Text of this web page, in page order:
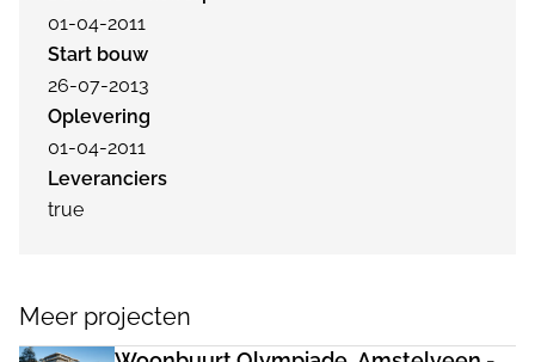
01-04-2011
Start bouw
26-07-2013
Oplevering
01-04-2011
Leveranciers
true
Meer projecten